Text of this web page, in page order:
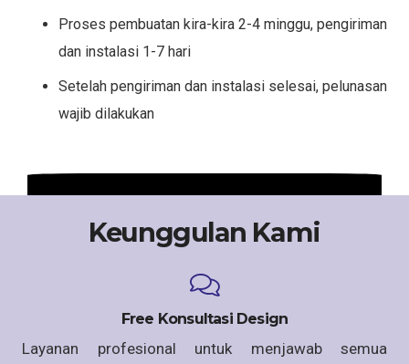
Proses pembuatan kira-kira 2-4 minggu, pengiriman
dan instalasi 1-7 hari
Setelah pengiriman dan instalasi selesai, pelunasan
wajib dilakukan
Keunggulan Kami
Free Konsultasi Design
Layanan profesional untuk menjawab semua